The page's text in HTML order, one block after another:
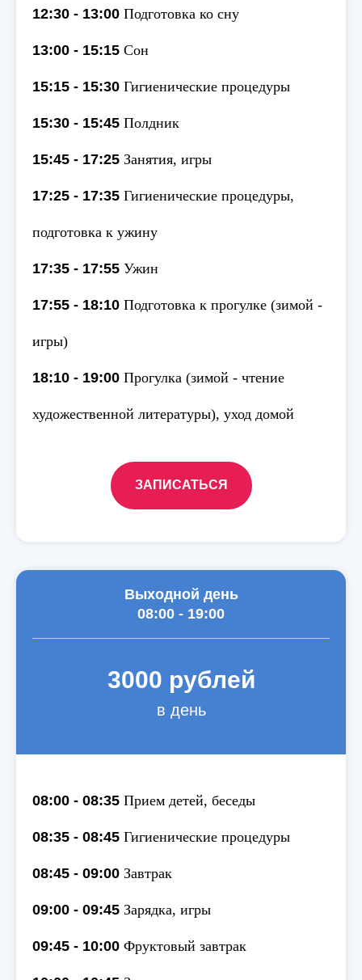
12:30 - 13:00 Подготовка ко сну
13:00 - 15:15 Сон
15:15 - 15:30 Гигиенические процедуры
15:30 - 15:45 Полдник
15:45 - 17:25 Занятия, игры
17:25 - 17:35 Гигиенические процедуры,
подготовка к ужину
17:35 - 17:55 Ужин
17:55 - 18:10 Подготовка к прогулке (зимой -
игры)
18:10 - 19:00 Прогулка (зимой - чтение
художественной литературы), уход домой
ЗАПИСАТЬСЯ
Выходной день
08:00 - 19:00
3000 рублей
в день
08:00 - 08:35 Прием детей, беседы
08:35 - 08:45 Гигиенические процедуры
08:45 - 09:00 Завтрак
09:00 - 09:45 Зарядка, игры
09:45 - 10:00 Фруктовый завтрак